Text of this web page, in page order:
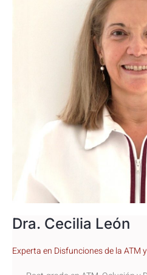
Dra. Cecilia León
Experta en Disfunciones de la ATM